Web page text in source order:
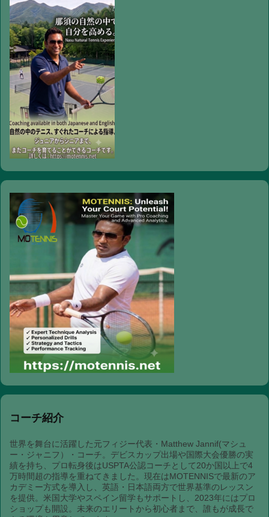
コーチ紹介
世界を舞台に活躍した元フィジー代表・Matthew Jannif(マシュ
ー・ジャニフ）・コーチ。デビスカップ出場や国際大会優勝の実
績を持ち、プロ転身後はUSPTA公認コーチとして20か国以上で4
万時間超の指導を重ねてきました。現在はMOTENNISで最新のア
カデミー方式を導入し、英語・日本語両方で世界基準のレッスン
を提供。米国大学やスペイン留学もサポートし、2023年にはプロ
ショップも開設。未来のエリートから初心者まで、誰もが成長で